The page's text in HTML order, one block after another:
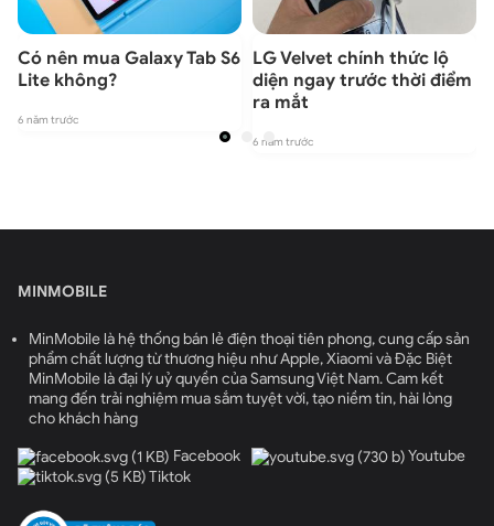
Có nên mua Galaxy Tab S6
Lite không?
6 năm trước
LG Velvet chính thức lộ
diện ngay trước thời điểm
ra mắt
6 năm trước
MINMOBILE
MinMobile là hệ thống bán lẻ điện thoại tiên phong, cung cấp sản
phẩm chất lượng từ thương hiệu như Apple, Xiaomi và Đặc Biệt
MinMobile là đại lý uỷ quyền của Samsung Việt Nam. Cam kết
mang đến trải nghiệm mua sắm tuyệt vời, tạo niềm tin, hài lòng
cho khách hàng
Facebook
Youtube
Tiktok